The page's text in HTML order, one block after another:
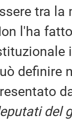
tra la
l'ha
definire
del